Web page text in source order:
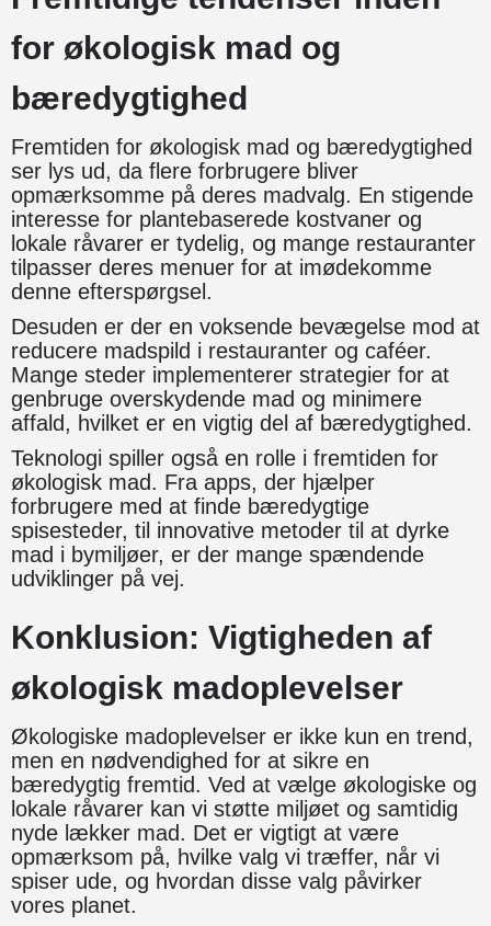
for økologisk mad og
bæredygtighed
Fremtiden for økologisk mad og bæredygtighed
ser lys ud, da flere forbrugere bliver
opmærksomme på deres madvalg. En stigende
interesse for plantebaserede kostvaner og
lokale råvarer er tydelig, og mange restauranter
tilpasser deres menuer for at imødekomme
denne efterspørgsel.
Desuden er der en voksende bevægelse mod at
reducere madspild i restauranter og caféer.
Mange steder implementerer strategier for at
genbruge overskydende mad og minimere
affald, hvilket er en vigtig del af bæredygtighed.
Teknologi spiller også en rolle i fremtiden for
økologisk mad. Fra apps, der hjælper
forbrugere med at finde bæredygtige
spisesteder, til innovative metoder til at dyrke
mad i bymiljøer, er der mange spændende
udviklinger på vej.
Konklusion: Vigtigheden af
økologisk madoplevelser
Økologiske madoplevelser er ikke kun en trend,
men en nødvendighed for at sikre en
bæredygtig fremtid. Ved at vælge økologiske og
lokale råvarer kan vi støtte miljøet og samtidig
nyde lækker mad. Det er vigtigt at være
opmærksom på, hvilke valg vi træffer, når vi
spiser ude, og hvordan disse valg påvirker
vores planet.